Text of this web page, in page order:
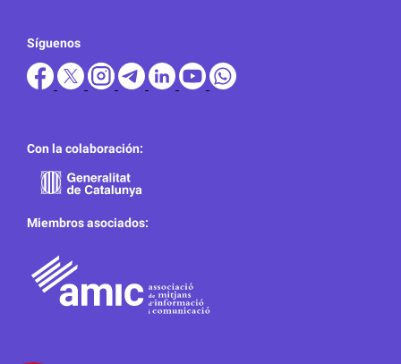
Síguenos
Con la colaboración:
Miembros asociados: